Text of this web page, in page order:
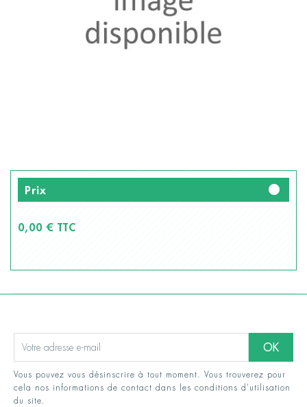
Prix fiber_manual_record
0,00 € TTC
Vous pouvez vous désinscrire à tout moment. Vous trouverez pour
cela nos informations de contact dans les conditions d'utilisation
du site.